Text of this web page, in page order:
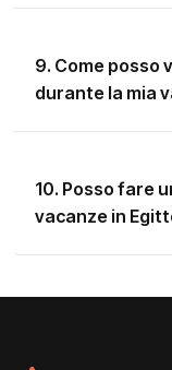
9. Come posso
durante la mia
10. Posso fare
vacanze in